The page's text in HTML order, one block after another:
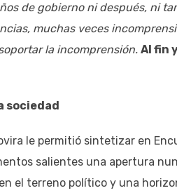
de gobierno ni después, ni
muchas veces
la incomprensión. Al fin
sociedad
le permitió sintetizar en
salientes una apertura
el terreno político y una